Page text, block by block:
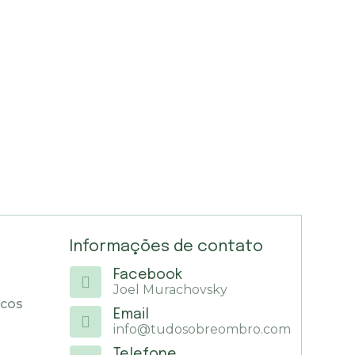
Informações de contato
Facebook
Joel Murachovsky
Email
info@tudosobreombro.com